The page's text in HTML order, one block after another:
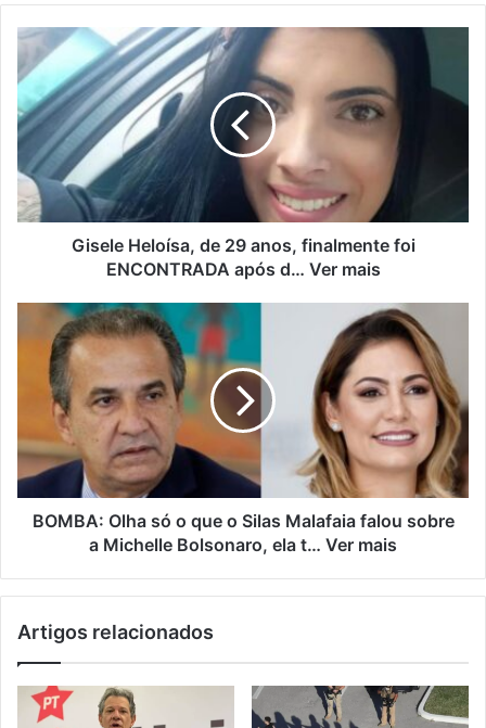
Gisele Heloísa, de 29 anos, finalmente foi
ENCONTRADA após d… Ver mais
BOMBA: Olha só o que o Silas Malafaia falou sobre
a Michelle Bolsonaro, ela t… Ver mais
Artigos relacionados